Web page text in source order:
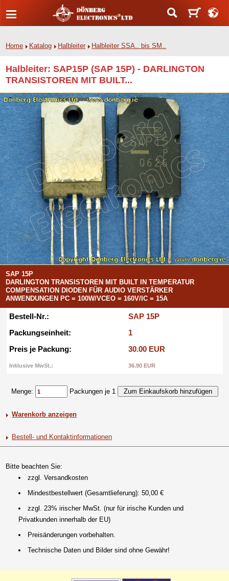
Home Katalog Halbleiter Halbleiter SSA.. bis SM..
Halbleiter: SAP15P (SAP 15P) - DARLINGTON
TRANSISTOREN MIT BUILT...
SAP 15P
DARLINGTON TRANSISTOREN MIT BUILT IN TEMPERATUR
COMPENSATION DIODEN FÜR AUDIO VERSTÄRKER
ANWENDUNGEN PC = 100W/VCEO = 160V/IC = 15A
Bestell-Nr.:
SAP 15P
Packungseinheit:
1
Preis je Packung:
30.00 EUR
Inklusive MwSt.: 36.90 EUR
Menge: Packungen je 1
Warenkorb anzeigen
Bestell- und Kontaktinformationen
Bitte beachten Sie:
zzgl. Versandkosten
Mindestbestellwert (Gesamtlieferung): 50,00 €
zzgl. 23% irischer MwSt. (nur für irische Kunden und
Privatkunden innerhalb der EU)
Preisänderungen vorbehalten.
Technische Daten und Bilder sind ohne Gewähr!